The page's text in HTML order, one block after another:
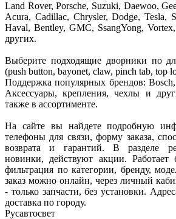
Land Rover, Porsche, Suzuki, Daewoo,
Acura, Cadillac, Chrysler, Dodge, Tesla,
Haval, Bentley, GMC, SsangYong,
других.
Выберите подходящие дворники по
(push button, bayonet, claw, pinch tab, top
Поддержка популярных брендов:
Аксессуары, крепления, чехлы и
также в ассортименте.
На сайте вы найдете подробную
телефоны для связи, форму заказа,
возврата и гарантий. В разделе
новинки, действуют акции. Работает
фильтрация по категории, бренду,
заказ можно онлайн, через личный
- только запчасти, без установки.
доставка по городу.
Русавтосвет